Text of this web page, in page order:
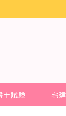
士試験 宅